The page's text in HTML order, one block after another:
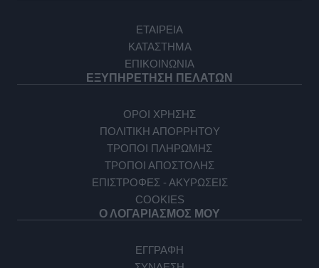
ΕΤΑΙΡΕΙΑ
ΚΑΤΑΣΤΗΜΑ
ΕΠΙΚΟΙΝΩΝΙΑ
ΕΞΥΠΗΡΕΤΗΣΗ ΠΕΛΑΤΩΝ
ΟΡΟΙ ΧΡΗΣΗΣ
ΠΟΛΙΤΙΚΗ ΑΠΟΡΡΗΤΟΥ
ΤΡΟΠΟΙ ΠΛΗΡΩΜΗΣ
ΤΡΟΠΟΙ ΑΠΟΣΤΟΛΗΣ
ΕΠΙΣΤΡΟΦΕΣ - ΑΚΥΡΩΣΕΙΣ
COOKIES
Ο ΛΟΓΑΡΙΑΣΜΟΣ ΜΟΥ
ΕΓΓΡΑΦΗ